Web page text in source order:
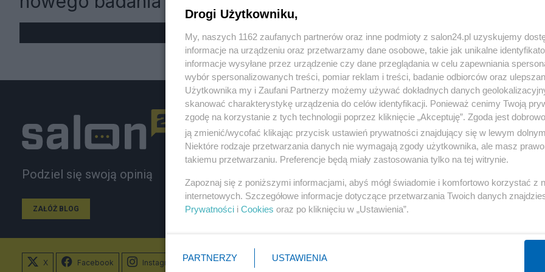
« WRÓĆ DO NOTKI
Podziel się swoją opinią
ZAŁÓŻ BLOG
Polityka
Rosja
PiS
Prezydent
NATO
Gospodarka
Biznes
Pieniądze
Inwestycje
Podatki
X Facebook Instagram
Drogi Użytkowniku,
My, naszych 1162 zaufanych partnerów oraz inne podmioty z salon24.pl uzyskujemy
informacje na urządzeniu oraz przetwarzamy dane osobowe, takie jak unikalne
informacje wysyłane przez urządzenie czy dane przeglądania w celu zapewniania
wybór spersonalizowanych treści, pomiar reklam i treści, badanie odbiorców oraz
Użytkownika my i Zaufani Partnerzy możemy używać dokładnych danych
skanować charakterystykę urządzenia do celów identyfikacji. Ponieważ cenimy Twoją
zgodę na korzystanie z tych technologii poprzez kliknięcie „Akceptuję”. Zgoda jest
ją zmienić/wycofać klikając przycisk ustawień prywatności znajdujący się w lewym
Niektóre rodzaje przetwarzania danych nie wymagają zgody użytkownika, ale masz
takiemu przetwarzaniu. Preferencje będą miały zastosowania tylko na tej witrynie.
Zapoznaj się z poniższymi informacjami, abyś mógł świadomie i komfortowo korzystać z
internetowych. Szczegółowe informacje dotyczące przetwarzania Twoich danych
Prywatności i Cookies oraz po kliknięciu w „Ustawienia”.
PARTNERZY USTAWIENIA